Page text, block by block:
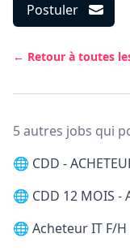
Postuler
← Retour à toutes
5 autres jobs qui
🌐 CDD -
🌐 CDD 12 MOIS -
🌐 Acheteur IT F/H